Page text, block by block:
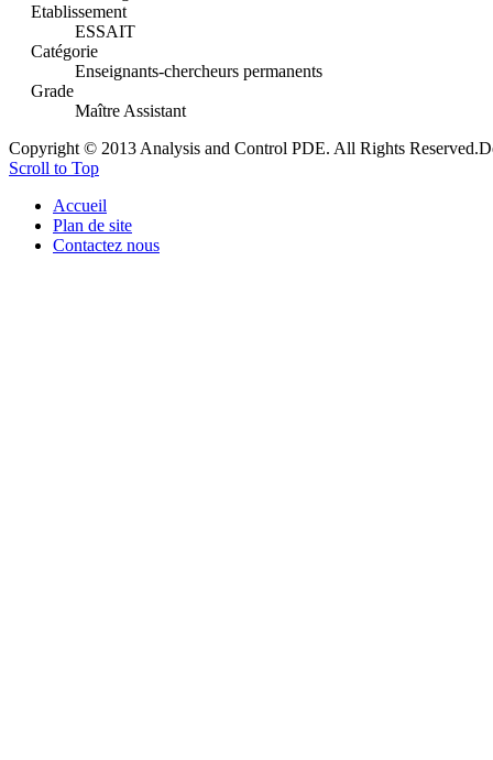
Etablissement
ESSAIT
Catégorie
Enseignants-chercheurs permanents
Grade
Maître Assistant
Copyright © 2013 Analysis and Control PDE. All Rights Reserved.
Scroll to Top
Accueil
Plan de site
Contactez nous